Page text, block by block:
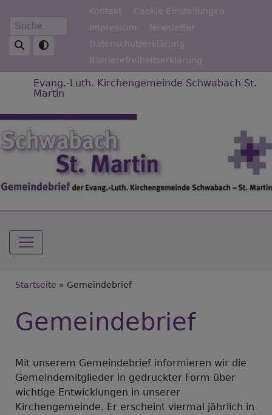
zum
Inhalt
Suche
Fußbereichsmenü
Kontakt
Cookie-Einstellungen
Impressum
Newsletter
Datenschutzerklärung
Barrierefreiheitserklärung
Evang.-Luth. Kirchengemeinde Schwabach St.
Martin
Hauptnavigation
Breadcrumb
Startseite Gemeindebrief
Gemeindebrief
Mit unserem Gemeindebrief informieren wir die
Gemeindemitglieder in gedruckter Form über
wichtige Entwicklungen in unserer
Kirchengemeinde. Er erscheint viermal jährlich in